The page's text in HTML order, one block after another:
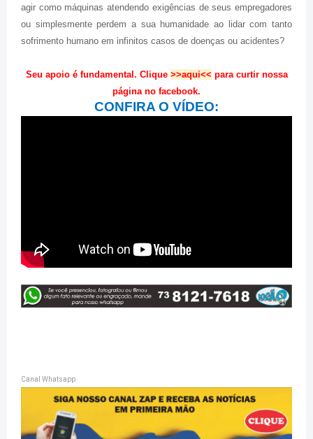
agir como máquinas atendendo exigências de seus empregadores
ou simplesmente perdem a sua humanidade ao lidar com tanto
sofrimento humano em infinitos casos de doenças ou acidentes?
Seu apoio é fundamental. Clique >>aqui<< para curtir nossa
página no facebook.
CONFIRA O VÍDEO:
Canal Whatsapp